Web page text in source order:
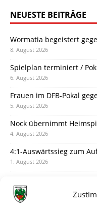
NEUESTE BEITRÄGE
Wormatia begeistert
8. August 2026
Spielplan terminiert /
6. August 2026
Frauen im DFB-Pokal
5. August 2026
Nock übernimmt
4. August 2026
4:1-Auswärtssieg zum
1. August 2026
31. Juli 2026